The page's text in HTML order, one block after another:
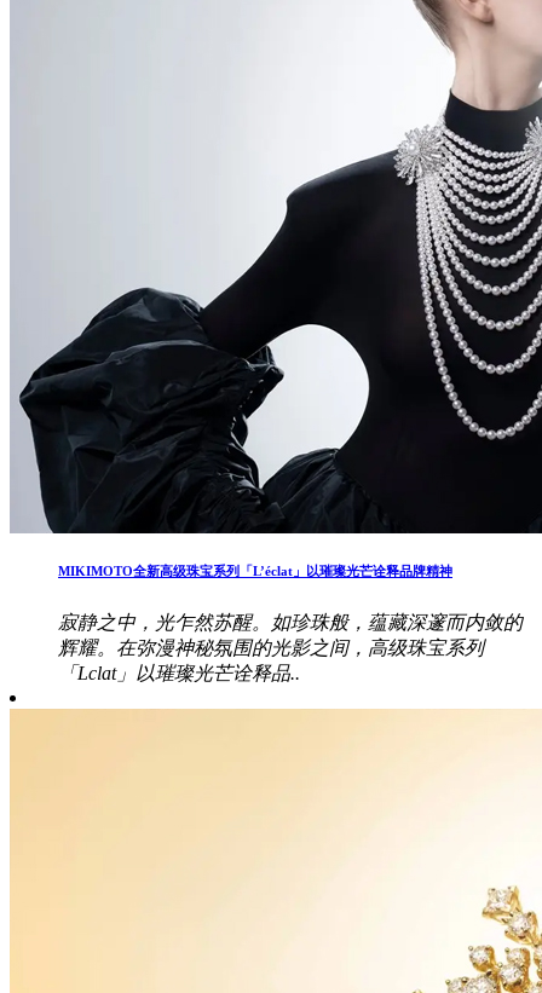
MIKIMOTO全新高级珠宝系列「L’éclat」以璀璨光芒诠释品牌精神
寂静之中，光乍然苏醒。如珍珠般，蕴藏深邃而内敛的
辉耀。在弥漫神秘氛围的光影之间，高级珠宝系列
「Lclat」以璀璨光芒诠释品..